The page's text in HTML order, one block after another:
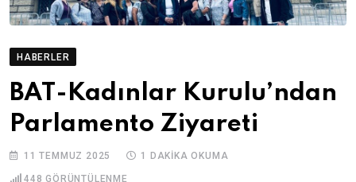
HABERLER
BAT-Kadınlar Kurulu’ndan
Parlamento Ziyareti
11 TEMMUZ 2025 1 DAKIKA OKUMA
448 GÖRÜNTÜLENME